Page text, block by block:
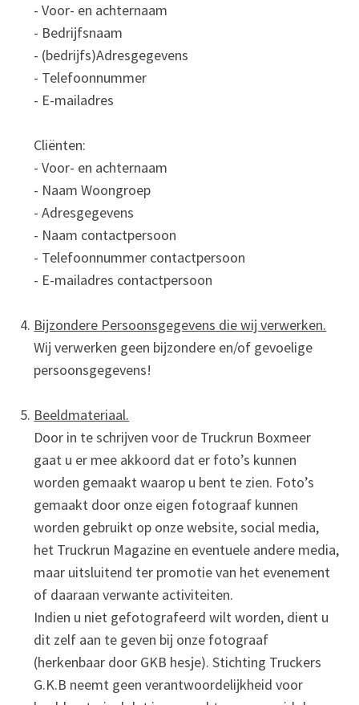
- Voor- en achternaam
- Bedrijfsnaam
- (bedrijfs)Adresgegevens
- Telefoonnummer
- E-mailadres
Cliënten:
- Voor- en achternaam
- Naam Woongroep
- Adresgegevens
- Naam contactpersoon
- Telefoonnummer contactpersoon
- E-mailadres contactpersoon
Bijzondere Persoonsgegevens die wij verwerken.
Wij verwerken geen bijzondere en/of gevoelige
persoonsgegevens!
Beeldmateriaal.
Door in te schrijven voor de Truckrun Boxmeer
gaat u er mee akkoord dat er foto’s kunnen
worden gemaakt waarop u bent te zien. Foto’s
gemaakt door onze eigen fotograaf kunnen
worden gebruikt op onze website, social media,
het Truckrun Magazine en eventuele andere media,
maar uitsluitend ter promotie van het evenement
of daaraan verwante activiteiten.
Indien u niet gefotografeerd wilt worden, dient u
dit zelf aan te geven bij onze fotograaf
(herkenbaar door GKB hesje). Stichting Truckers
G.K.B neemt geen verantwoordelijkheid voor